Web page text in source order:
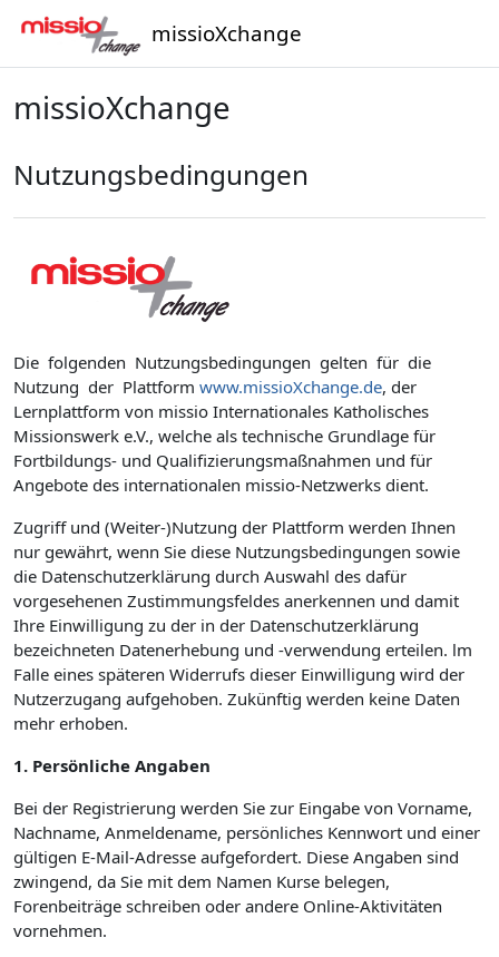
Skip to main content
missioXchange
missioXchange
Nutzungsbedingungen
Die folgenden Nutzungsbedingungen gelten für die
Nutzung der Plattform www.missioXchange.de, der
Lernplattform von missio Internationales Katholisches
Missionswerk e.V., welche als technische Grundlage für
Fortbildungs- und Qualifizierungsmaßnahmen und für
Angebote des internationalen missio-Netzwerks dient.
Zugriff und (Weiter-)Nutzung der Plattform werden Ihnen
nur gewährt, wenn Sie diese Nutzungsbedingungen sowie
die Datenschutzerklärung durch Auswahl des dafür
vorgesehenen Zustimmungsfeldes anerkennen und damit
Ihre Einwilligung zu der in der Datenschutzerklärung
bezeichneten Datenerhebung und -verwendung erteilen. lm
Falle eines späteren Widerrufs dieser Einwilligung wird der
Nutzerzugang aufgehoben. Zukünftig werden keine Daten
mehr erhoben.
1. Persönliche Angaben
Bei der Registrierung werden Sie zur Eingabe von Vorname,
Nachname, Anmeldename, persönliches Kennwort und einer
gültigen E-Mail-Adresse aufgefordert. Diese Angaben sind
zwingend, da Sie mit dem Namen Kurse belegen,
Forenbeiträge schreiben oder andere Online-Aktivitäten
vornehmen.